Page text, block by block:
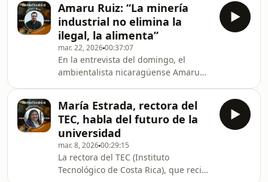
Amaru Ruiz: “La minería
industrial no elimina la
ilegal, la alimenta”
mar. 22, 202600:37:07
En la entrevista del domingo, el
ambientalista nicaragüense Amaru
impulsando la minería ilegal en la
frontera con Costa Rica,
especialmente en Crucitas y
Conchudita. También explicó cómo
operan las redes de contrabando y
procesamiento de oro en territorio
María Estrada, rectora del
TEC, habla del futuro de la
universidad
mar. 8, 202600:29:15
La rectora del TEC (Instituto
Tecnológico de Costa Rica), que recién